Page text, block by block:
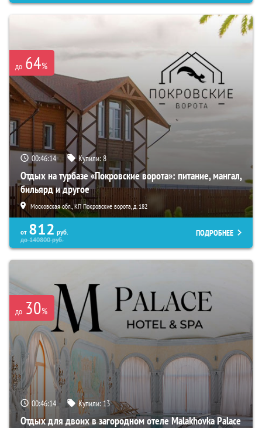
до 64%
00:46:13 Купили:8
Отдых на турбазе «Покровские ворота»: питание, мангал,
бильярд и другое
Московская обл., КП Покровские ворота, д. 182
от 812 руб.
до140800руб.
ПОДРОБНЕЕ
до 30%
00:46:13 Купили:13
Отдых для двоих в загородном отеле Malakhovka Palace